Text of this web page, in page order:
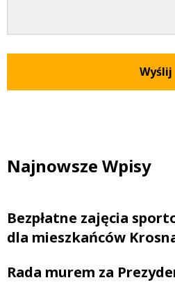
Najnowsze Wpisy
Bezpłatne zajęcia
dla mieszkańców
Rada murem za